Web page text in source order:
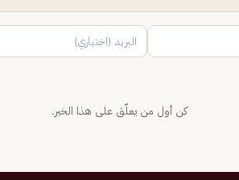
كن أول من يعلّق على هذا الخبر.